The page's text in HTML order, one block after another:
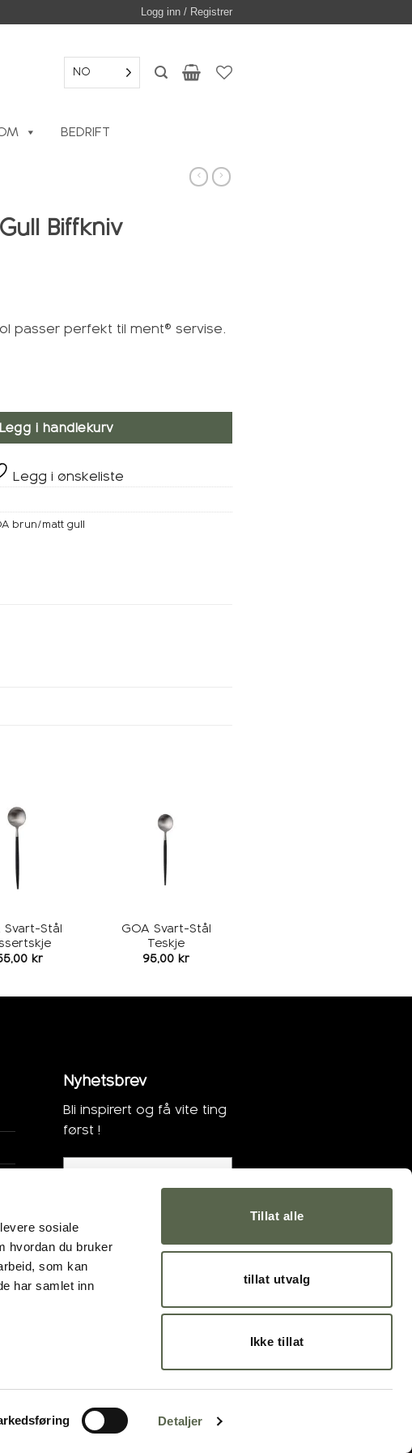
sosiale
hvordan du bruker
som kan
har samlet inn
Detaljer
Tillat alle
tillat utvalg
Ikke tillat
Logg inn / Registrer
NO
BEDRIFT
Biffkniv
passer perfekt til ment® servise.
antall
Legg i handlekurv
Legg i ønskeliste
brun/matt gull
Svart-Stål
kr
GOA Svart-Stål
Teskje
95,00 kr
Nyhetsbrev
Bli inspirert og få vite ting
først !